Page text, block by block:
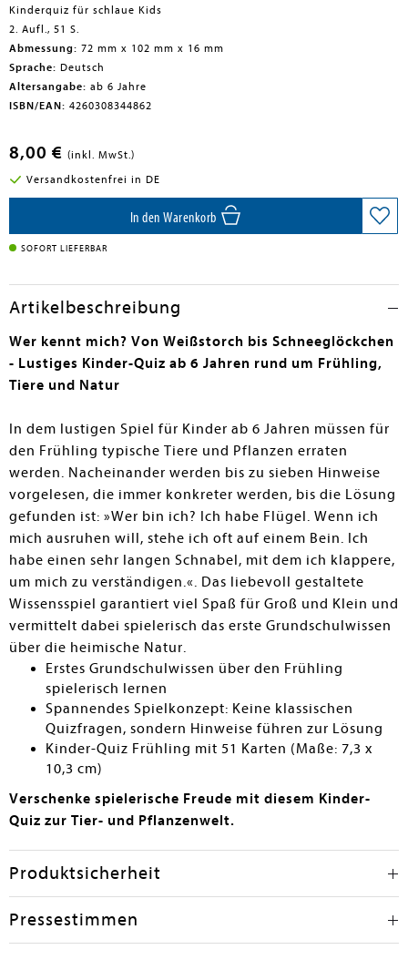
Kinderquiz für schlaue Kids
2. Aufl., 51 S.
Abmessung: 72 mm x 102 mm x 16 mm
Sprache: Deutsch
Altersangabe: ab 6 Jahre
ISBN/EAN: 4260308344862
8,00 € (inkl. MwSt.)
Versandkostenfrei in DE
In den Warenkorb
SOFORT LIEFERBAR
Artikelbeschreibung
Wer kennt mich? Von Weißstorch bis Schneeglöckchen
- Lustiges Kinder-Quiz ab 6 Jahren rund um Frühling,
Tiere und Natur
In dem lustigen Spiel für Kinder ab 6 Jahren müssen für
den Frühling typische Tiere und Pflanzen erraten
werden. Nacheinander werden bis zu sieben Hinweise
vorgelesen, die immer konkreter werden, bis die Lösung
gefunden ist: »Wer bin ich? Ich habe Flügel. Wenn ich
mich ausruhen will, stehe ich oft auf einem Bein. Ich
habe einen sehr langen Schnabel, mit dem ich klappere,
um mich zu verständigen.«. Das liebevoll gestaltete
Wissensspiel garantiert viel Spaß für Groß und Klein und
vermittelt dabei spielerisch das erste Grundschulwissen
über die heimische Natur.
Erstes Grundschulwissen über den Frühling
spielerisch lernen
Spannendes Spielkonzept: Keine klassischen
Quizfragen, sondern Hinweise führen zur Lösung
Kinder-Quiz Frühling mit 51 Karten (Maße: 7,3 x
10,3 cm)
Verschenke spielerische Freude mit diesem Kinder-
Quiz zur Tier- und Pflanzenwelt.
Produktsicherheit
Pressestimmen